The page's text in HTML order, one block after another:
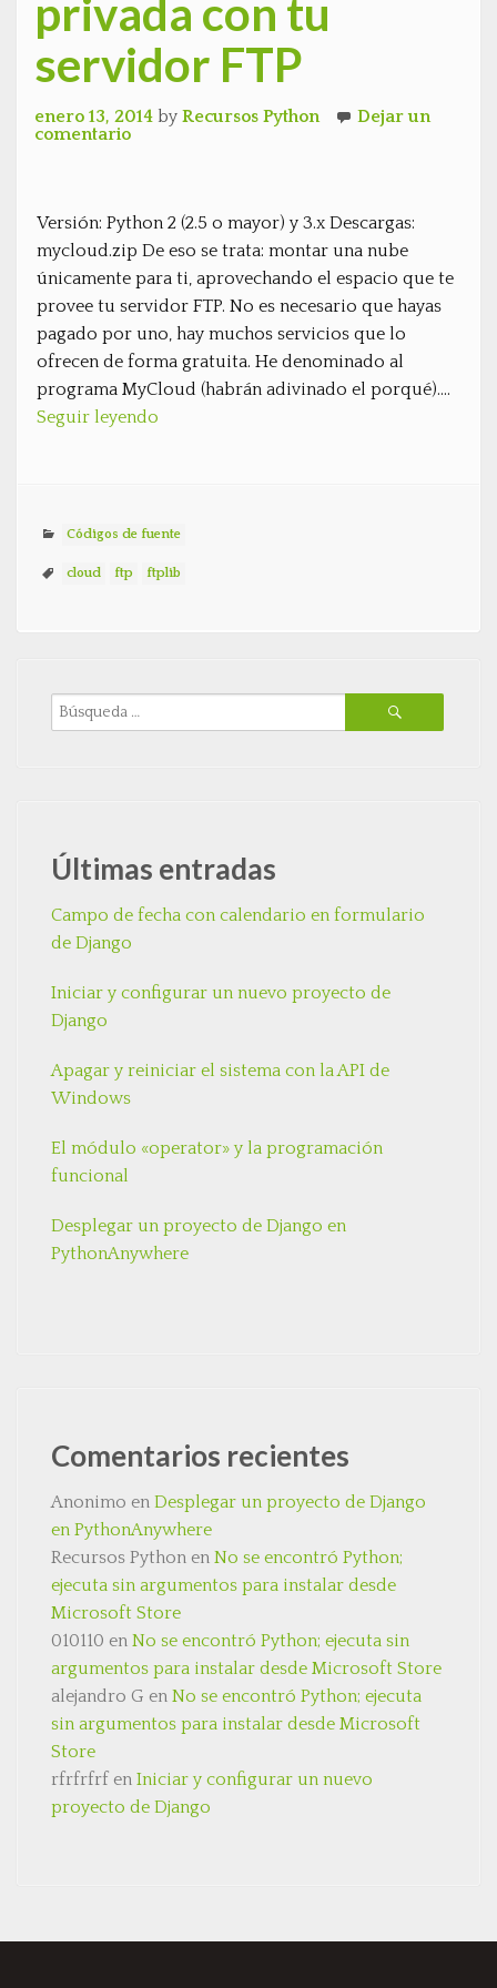
privada con tu
servidor FTP
enero 13, 2014 by Recursos Python
Dejar un
comentario
Versión: Python 2 (2.5 o mayor) y 3.x Descargas:
mycloud.zip De eso se trata: montar una nube
únicamente para ti, aprovechando el espacio que te
provee tu servidor FTP. No es necesario que hayas
pagado por uno, hay muchos servicios que lo
ofrecen de forma gratuita. He denominado al
programa MyCloud (habrán adivinado el porqué)….
Seguir leyendo
Códigos de fuente
cloud ftp ftplib
Últimas entradas
Campo de fecha con calendario en formulario
de Django
Iniciar y configurar un nuevo proyecto de
Django
Apagar y reiniciar el sistema con la API de
Windows
El módulo «operator» y la programación
funcional
Desplegar un proyecto de Django en
PythonAnywhere
Comentarios recientes
Anonimo en Desplegar un proyecto de Django
en PythonAnywhere
Recursos Python en No se encontró Python;
ejecuta sin argumentos para instalar desde
Microsoft Store
010110 en No se encontró Python; ejecuta sin
argumentos para instalar desde Microsoft Store
alejandro G en No se encontró Python; ejecuta
sin argumentos para instalar desde Microsoft
Store
rfrfrfrf en Iniciar y configurar un nuevo
proyecto de Django